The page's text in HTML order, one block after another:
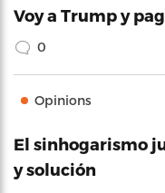
Voy a Trump y
0
Opinions
El sinhogarismo
y solución